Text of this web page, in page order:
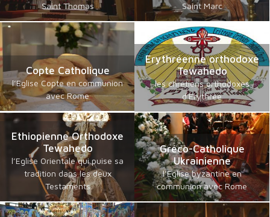
Saint Thomas
Saint Marc
Copte Catholique
l’Eglise Copte en communion
avec Rome
Erythréenne orthodoxe
Tewahedo
les chrétiens orthodoxes
d'Erythrée
Ethiopienne Orthodoxe
Tewahedo
l’Eglise Orientale qui puise sa
tradition dans les deux
Testaments
Gréco-Catholique
Ukrainienne
l’Eglise byzantine en
communion avec Rome